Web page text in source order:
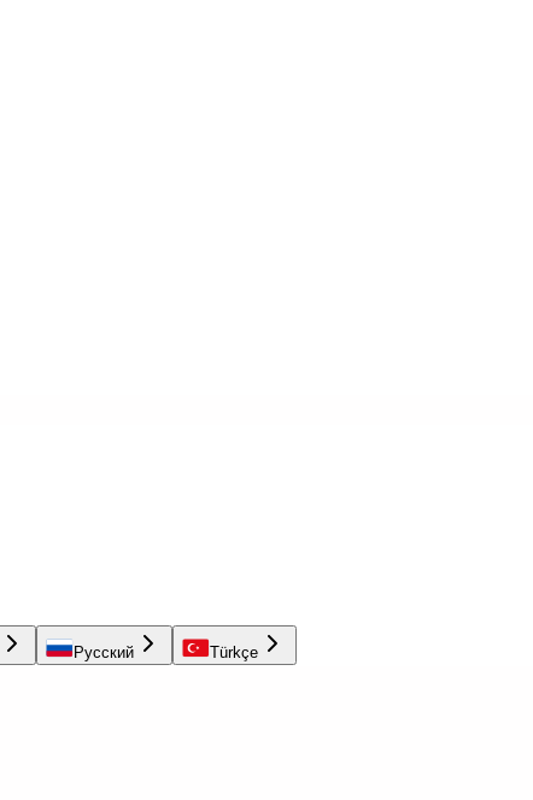
Русский Türkçe